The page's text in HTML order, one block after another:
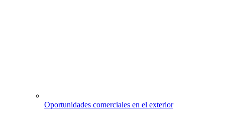
Oportunidades comerciales en el exterior